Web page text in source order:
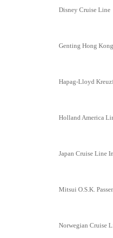
Disney Cruise Line
Genting Hong
Hapag-Lloyd
Holland America
Japan Cruise Line
Mitsui O.S.K.
Norwegian Cruise